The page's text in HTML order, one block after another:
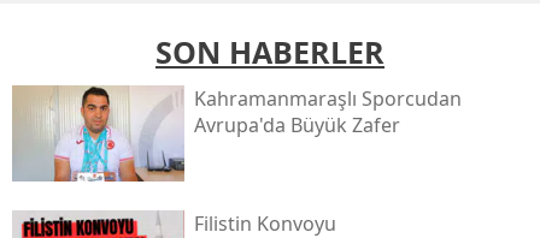
SON HABERLER
Kahramanmaraşlı Sporcudan
Avrupa'da Büyük Zafer
Filistin Konvoyu